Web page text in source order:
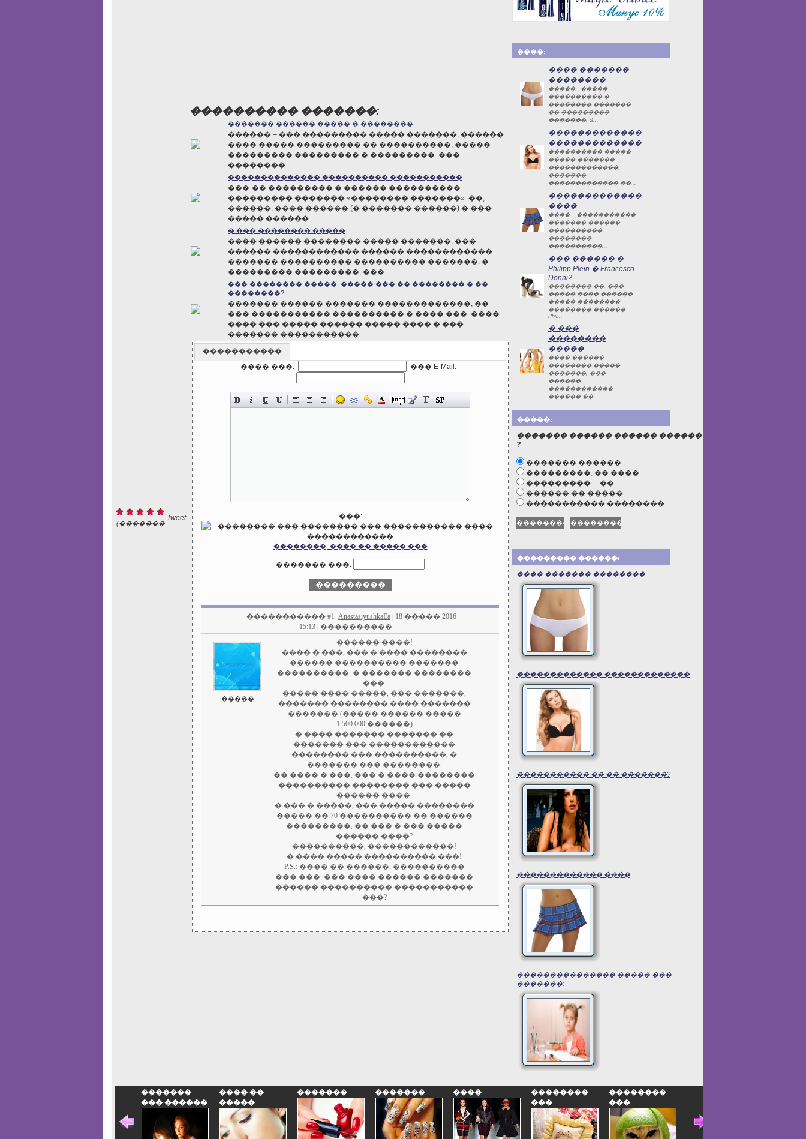
(�������
Tweet
���������� �������:
������� ������ ����� � ��������
������ – ��� ��������� ����� �������. ������
���� ����� ��������� �� ����������, �����
��������� ��������� � ���������. ���
��������
�������������� ���������� �����������
���-�� ��������� � ������ ����������
��������� ������� «�������� �������». ��,
������, ���� ������ (� ������� ������) � ���
����� ������
� ��� �������� �����
���� ������ �������� ����� �������, ���
������ ������������ ������ ������������
������� ���������� ���������� �������. �
��������� ���������, ���
��� �������� �����, ����� ��� �� �������� � ��
��������?
������� ������ ������� �������������, ��
��� ����������� ���������� � ���� ���. ����
���� ��� ����� ������ ����� ���� � ���
������� �����������
�����������
���� ���:
��� E-Mail:
���:
��������, ���� �� ����� ���
������� ���:
����������� #1 AnastasiyushkaEa| 18 ����� 2016
15:13 | ����������
�����
������ ����!
���� � ���, ��� � ���� ��������
������ ���������� �������
����������, � ������� ��������
���.
����� ���� �����, ��� �������,
������� �������� ���� �������
������� (����� ������ �����
1.500.000 ������)
� ���� ������� ������� ��
������� ��� ������������
�������� ��� ����������, �
������� ��� ��������.
�� ���� � ���, ��� � ���� ��������
���������� �������� ��� �����
������ ����.
� ��� � �����, ��� ����� ��������
����� �� 70 ���������� �� ������
���������, �� ��� � ��� �����
������ ����?
����������, ������������!
� ���� ����� ���������� ���!
P.S.: ���� �� ������, ����������
��� ���, ��� ���� ������ �������
������ ���������� �����������
���?
����:
���� �������
��������
����� - �����
���������� �
�������� �������
�� ���������
�������. &...
�������������
�������������
���������� �����
����� �������
�������������,
�������
������������� ��...
�������������
����
���� – �����������
������� ������
����������
��������
����������...
��� ������ �
Philipp Plein � Francesco
Donni?
�������� ��, ���
����� ���� ������
����� ��������
�������� ������
Phil...
� ���
��������
�����
���� ������
�������� �����
�������, ���
������
������������
������ ��...
�����:
������� ������ ������ ������
?
������� ������
���������, �� ����...
��������� ... �� ...
������ �� �����
����������� ��������
��������� ������:
���� ������� ��������
������������� �������������
����������� �� �� �������?
������������� ����
��������������� ����� ���
�������:
�������
��� ������
���� ��
�����
������� ������� ����
��������
���
��������
���